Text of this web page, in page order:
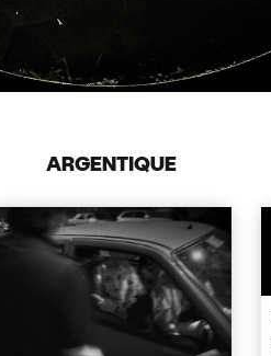
ARGENTIQUE